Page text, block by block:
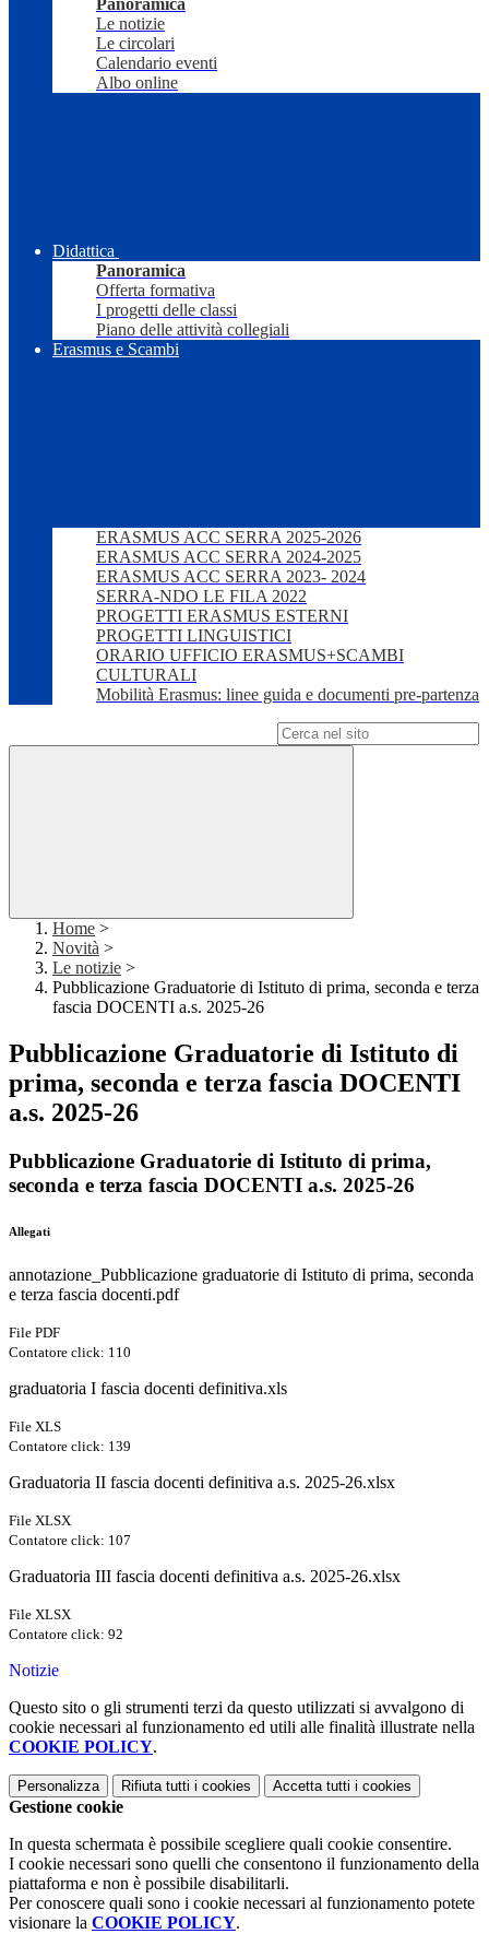
Panoramica
Le notizie
Le circolari
Calendario eventi
Albo online
Didattica
Panoramica
Offerta formativa
I progetti delle classi
Piano delle attività collegiali
Erasmus e Scambi
ERASMUS ACC SERRA 2025-2026
ERASMUS ACC SERRA 2024-2025
ERASMUS ACC SERRA 2023- 2024
SERRA-NDO LE FILA 2022
PROGETTI ERASMUS ESTERNI
PROGETTI LINGUISTICI
ORARIO UFFICIO ERASMUS+SCAMBI
CULTURALI
Mobilità Erasmus: linee guida e documenti pre-partenza
Home >
Novità >
Le notizie >
Pubblicazione Graduatorie di Istituto di prima, seconda e terza
fascia DOCENTI a.s. 2025-26
Pubblicazione Graduatorie di Istituto di
prima, seconda e terza fascia DOCENTI
a.s. 2025-26
Pubblicazione Graduatorie di Istituto di prima,
seconda e terza fascia DOCENTI a.s. 2025-26
Allegati
annotazione_Pubblicazione graduatorie di Istituto di prima, seconda
e terza fascia docenti.pdf
File PDF
Contatore click: 110
graduatoria I fascia docenti definitiva.xls
File XLS
Contatore click: 139
Graduatoria II fascia docenti definitiva a.s. 2025-26.xlsx
File XLSX
Contatore click: 107
Graduatoria III fascia docenti definitiva a.s. 2025-26.xlsx
File XLSX
Contatore click: 92
Notizie
Questo sito o gli strumenti terzi da questo utilizzati si avvalgono di
cookie necessari al funzionamento ed utili alle finalità illustrate nella
COOKIE POLICY.
Personalizza Rifiuta tutti i cookies Accetta tutti i cookies
Gestione cookie
In questa schermata è possibile scegliere quali cookie consentire.
I cookie necessari sono quelli che consentono il funzionamento della
piattaforma e non è possibile disabilitarli.
Per conoscere quali sono i cookie necessari al funzionamento potete
visionare la COOKIE POLICY.